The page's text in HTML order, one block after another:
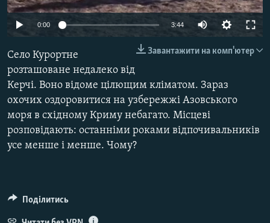
ВІДЕОУРОКИ «ELIFBE»
УКРАЇНСЬКА ПРОБЛЕМА КРИМУ
Русский
ДОЛУЧАЙСЯ!
Усі сайти RFE/RL
0:00 3:44
Завантажити на комп'ютер
Село Курортне
розташоване недалеко від
Керчі. Воно відоме цілющим кліматом. Зараз
охочих оздоровитися на узбережжі Азовського
моря в східному Криму небагато. Місцеві
розповідають: останніми роками відпочивальників
усе менше і менше. Чому?
Поділитись